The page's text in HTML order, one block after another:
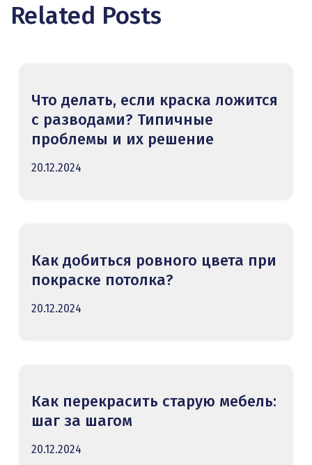
Related Posts
Что делать, если краска ложится
с разводами? Типичные
проблемы и их решение
20.12.2024
Как добиться ровного цвета при
покраске потолка?
20.12.2024
Как перекрасить старую мебель:
шаг за шагом
20.12.2024